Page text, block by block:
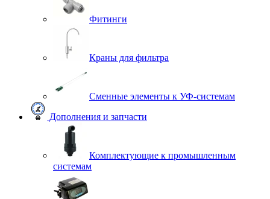
Фитинги
Краны для фильтра
Сменные элементы к УФ-системам
Дополнения и запчасти
Комплектующие к промышленным
системам